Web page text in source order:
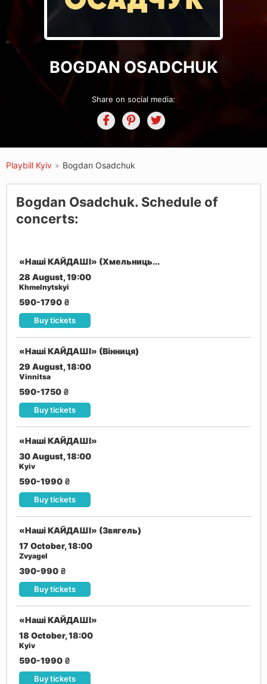
BOGDAN OSADCHUK
Share on social media:
Playbill Kyiv » Bogdan Osadchuk
Bogdan Osadchuk. Schedule of
concerts:
«Наші КАЙДАШІ» (Хмельниць...
28 August, 19:00
Khmelnytskyi
590-1790 ₴
Buy tickets
«Наші КАЙДАШІ» (Вінниця)
29 August, 18:00
Vinnitsa
590-1750 ₴
Buy tickets
«Наші КАЙДАШІ»
30 August, 18:00
Kyiv
590-1990 ₴
Buy tickets
«Наші КАЙДАШІ» (Звягель)
17 October, 18:00
Zvyagel
390-990 ₴
Buy tickets
«Наші КАЙДАШІ»
18 October, 18:00
Kyiv
590-1990 ₴
Buy tickets